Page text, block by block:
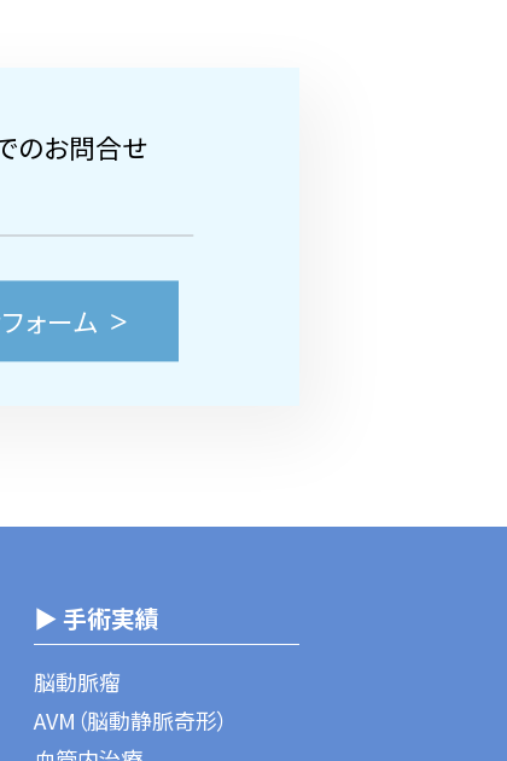
のお問合せ
ォーム
▶ 手術実績
脳動脈瘤
AVM（脳動静脈奇形）